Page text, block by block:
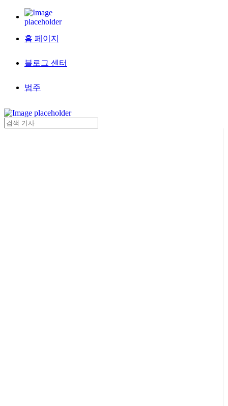
홈 페이지
블로그 센터
범주